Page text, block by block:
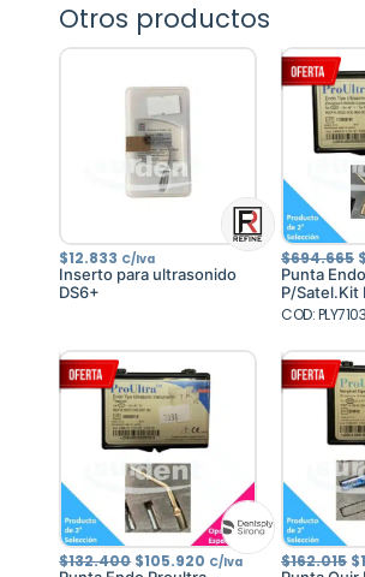
Otros productos
$12.833 C/Iva
Inserto para ultrasonido
DS6+
$694.665 $
Punta
P/Satel.Kit
COD: PLY7103
$132.400 El
$105.920 El
C/Iva $162.015 El
$